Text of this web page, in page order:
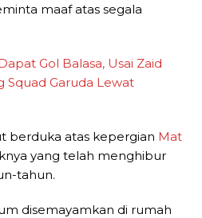
maaf atas segala
Gol Balasa, Usai Zaid
Squad Garuda Lewat
berduka atas kepergian Mat
yang telah menghibur
tahun.
disemayamkan di rumah